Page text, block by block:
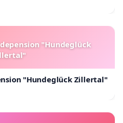
"Hundeglück
"Hundeglück Zillertal"